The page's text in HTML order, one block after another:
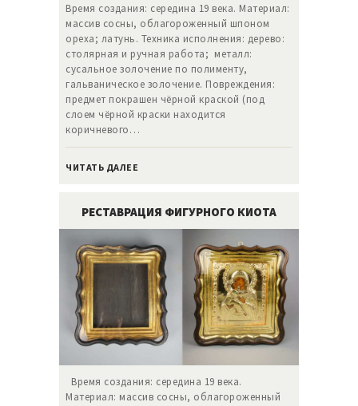
Время создания: середина 19 века. Материал:
массив сосны, облагороженный шпоном
ореха; латунь. Техника исполнения: дерево:
столярная и ручная работа; металл:
сусальное золочение по полименту,
гальваническое золочение. Повреждения:
предмет покрашен чёрной краской (под
слоем чёрной краски находится
коричневого…
ЧИТАТЬ ДАЛЕЕ
РЕСТАВРАЦИЯ ФИГУРНОГО КИОТА
Время создания: середина 19 века.
Материал: массив сосны, облагороженный